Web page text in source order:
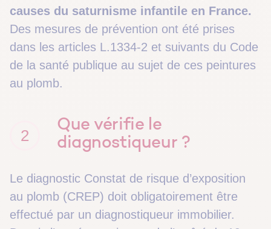
causes du saturnisme infantile en France.
Des mesures de prévention ont été prises
dans les articles L.1334-2 et suivants du Code
de la santé publique au sujet de ces peintures
au plomb.
2
Que vérifie le
diagnostiqueur ?
Le diagnostic Constat de risque d’exposition
au plomb (CREP) doit obligatoirement être
effectué par un diagnostiqueur immobilier.